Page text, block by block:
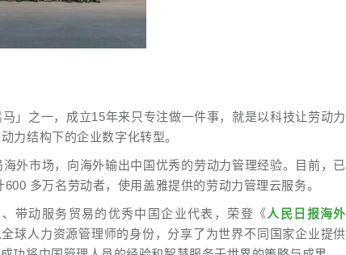
马 」之一，成立15年来只专注做一件事，就是以科技让劳动力
力结构下的企业数字化转型。
外市场，向海外输出中国优秀的劳动力管理经验。目前，已
多万名劳动者，使用盖雅提供的劳动力管理云服务。
带动服务贸易的优秀中国企业代表，荣登《 人民日报海外
球人力资源管理师的身份，分享了为世界不同国家企业提供